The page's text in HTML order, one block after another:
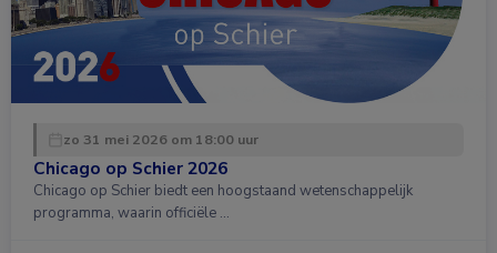
zo 31 mei 2026 om 18:00 uur
Chicago op Schier 2026
Chicago op Schier biedt een hoogstaand wetenschappelijk
programma, waarin officiële …